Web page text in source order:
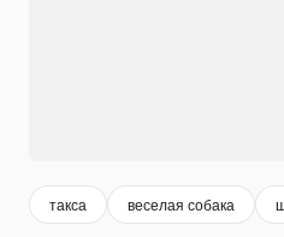
такса веселая собака